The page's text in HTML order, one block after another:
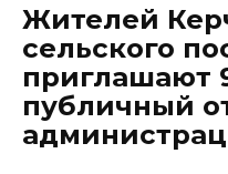
Жителей
сельского
приглашают
публичный